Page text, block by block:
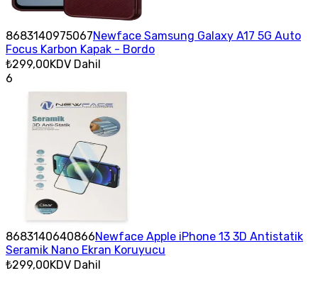
8683140975067Newface Samsung Galaxy A17 5G Auto
Focus Karbon Kapak - Bordo
₺299,00KDV Dahil
6
8683140640866Newface Apple iPhone 13 3D Antistatik
Seramik Nano Ekran Koruyucu
₺299,00KDV Dahil